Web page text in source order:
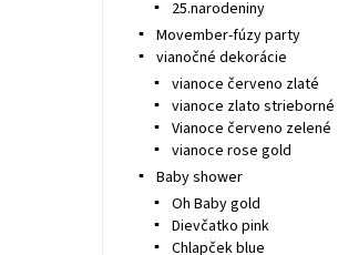
25.narodeniny
Movember-fúzy party
vianočné dekorácie
vianoce červeno zlaté
vianoce zlato strieborné
Vianoce červeno zelené
vianoce rose gold
Baby shower
Oh Baby gold
Dievčatko pink
Chlapček blue